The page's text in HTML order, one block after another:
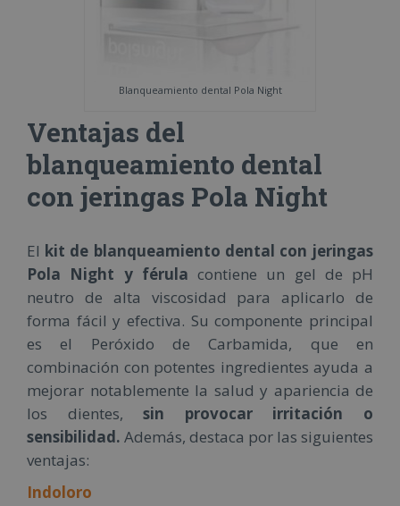
Blanqueamiento dental Pola Night
Ventajas del
blanqueamiento dental
con jeringas Pola Night
El kit de blanqueamiento dental con jeringas
Pola Night y férula contiene un gel de pH
neutro de alta viscosidad para aplicarlo de
forma fácil y efectiva. Su componente principal
es el Peróxido de Carbamida, que en
combinación con potentes ingredientes ayuda a
mejorar notablemente la salud y apariencia de
los dientes,sin provocar irritación o
sensibilidad. Además, destaca por las siguientes
ventajas:
Indoloro